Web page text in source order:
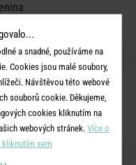
ZE SÉRIE
a snadné, používáme na
Cookies jsou malé soubory,
Návštěvou této webové
souborů cookie. Děkujeme,
cookies kliknutím na
webových stránek.Více o
sem